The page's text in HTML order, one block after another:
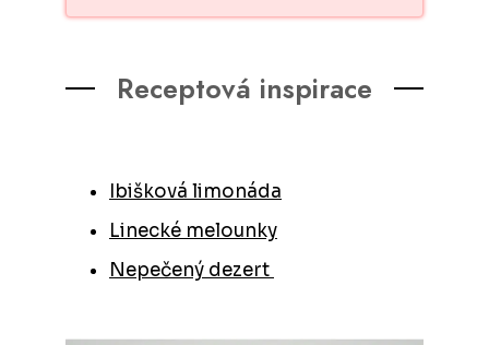
Receptová inspirace
Ibišková limonáda
Linecké melounky
Nepečený dezert